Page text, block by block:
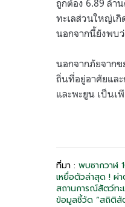
ถูกต้อง 6.89 ล้า
ทะเลส่วนใหญ่เกิ
นอกจากนี้ยังพบ
นอกจากภัยจาก
ถิ่นที่อยู่อาศัยและ
และพะยูน เป็นเ
ที่มา : พบซากวาฬ
เหยื่อตัวล่าสุด ! ผ่า
สถานการณ์สัตว์ทะ
ข้อมูลชี้วัด “สถิติสั